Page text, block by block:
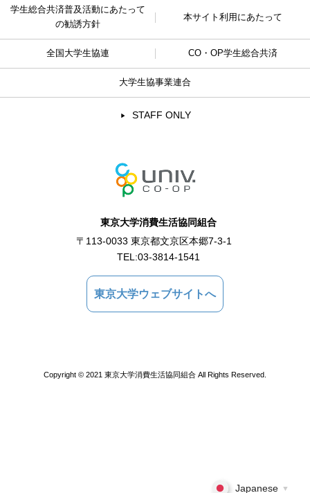
学生総合共済普及活動にあたって
の勧誘方針
本サイト利用にあたって
全国大学生協連 CO・OP学生総合共済
大学生協事業連合
STAFF ONLY
東京大学消費生活協同組合
〒113-0033 東京都文京区本郷7-3-1
TEL:03-3814-1541
東京大学ウェブサイトへ
Copyright © 2021 東京大学消費生活協同組合 All Rights Reserved.
Japanese ▼